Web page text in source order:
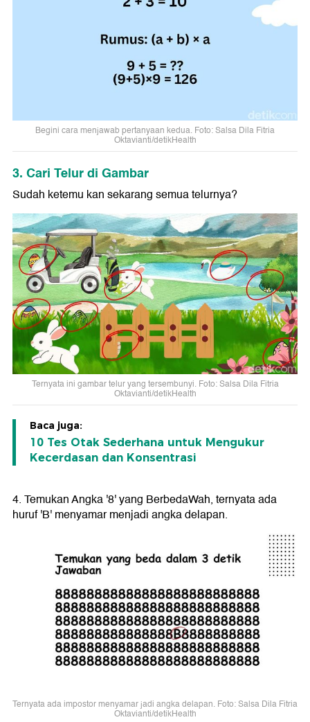
Begini cara menjawab pertanyaan kedua. Foto: Salsa Dila Fitria
Oktavianti/detikHealth
3. Cari Telur di Gambar
Sudah ketemu kan sekarang semua telurnya?
Ternyata ini gambar telur yang tersembunyi. Foto: Salsa Dila Fitria
Oktavianti/detikHealth
Baca juga:
10 Tes Otak Sederhana untuk Mengukur
Kecerdasan dan Konsentrasi
4. Temukan Angka '8' yang BerbedaWah, ternyata ada
huruf 'B' menyamar menjadi angka delapan.
Ternyata ada impostor menyamar jadi angka delapan. Foto: Salsa Dila Fitria
Oktavianti/detikHealth